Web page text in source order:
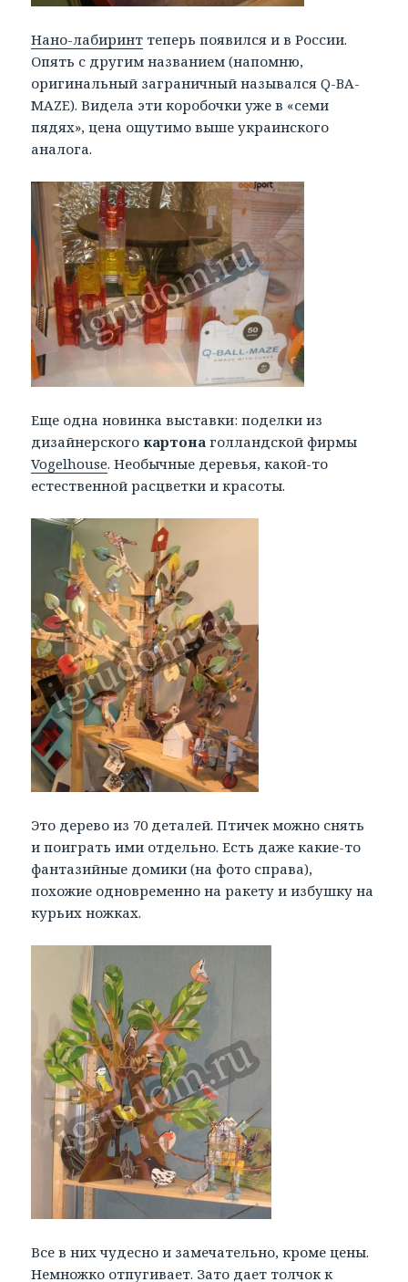
Нано-лабиринт теперь появился и в России.
Опять с другим названием (напомню,
оригинальный заграничный назывался Q-BA-
MAZE). Видела эти коробочки уже в «семи
пядях», цена ощутимо выше украинского
аналога.
Еще одна новинка выставки: поделки из
дизайнерскогокартона голландской фирмы
Vogelhouse. Необычные деревья, какой-то
естественной расцветки и красоты.
Это дерево из 70 деталей. Птичек можно снять
и поиграть ими отдельно. Есть даже какие-то
фантазийные домики (на фото справа),
похожие одновременно на ракету и избушку на
курьих ножках.
Все в них чудесно и замечательно, кроме цены.
Немножко отпугивает. Зато дает толчок к